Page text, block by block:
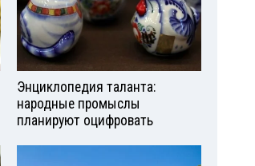
Энциклопедия таланта:
народные промыслы
планируют оцифровать